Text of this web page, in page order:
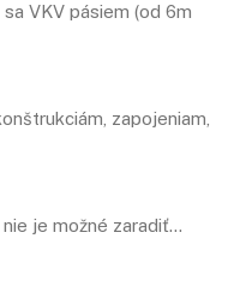
VKV pásiem (od 6m
zapojeniam,
je možné zaradiť…